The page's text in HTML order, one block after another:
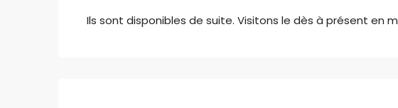
Ils sont disponibles de suite. Visitons le dès à présent en